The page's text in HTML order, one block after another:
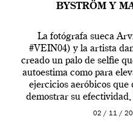
BYSTRÖM Y
La fotógrafa sueca
#VEIN04) y la artista
creado un palo de selfie
autoestima como para
ejercicios aeróbicos que
demostrar su
prueba
02 / 11 /